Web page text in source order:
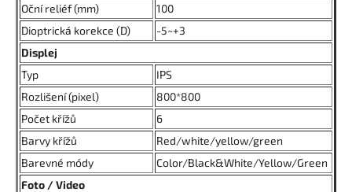
Oční reliéf (mm)
100
Dioptrická korekce (D)
-5~+3
Displej
Typ
IPS
Rozlišení (pixel)
800*800
Počet křížů
6
Barvy křížů
Red/white/yellow/green
Barevné módy
Color/Black&White/Yellow/Green
Foto / Video